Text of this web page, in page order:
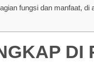
fungsi dan manfaat, di